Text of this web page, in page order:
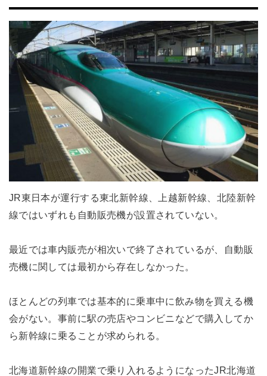
JR東日本が運行する東北新幹線、上越新幹線、北陸新幹
線ではいずれも自動販売機が設置されていない。
最近では車内販売が相次いで終了されているが、自動販
売機に関しては最初から存在しなかった。
ほとんどの列車では基本的に乗車中に飲み物を買える機
会がない。事前に駅の売店やコンビニなどで購入してか
ら新幹線に乗ることが求められる。
北海道新幹線の開業で乗り入れるようになったJR北海道